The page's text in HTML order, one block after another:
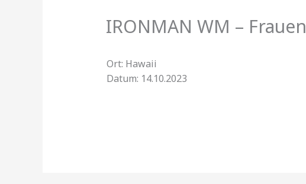
IRONMAN WM – Frauen
Ort: Hawaii
Datum: 14.10.2023